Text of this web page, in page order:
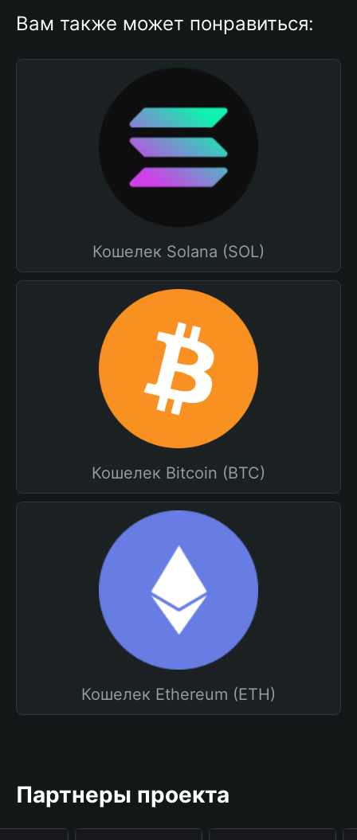
Вам также может понравиться:
Кошелек Solana (SOL)
Кошелек Bitcoin (BTC)
Кошелек Ethereum (ETH)
Партнеры проекта